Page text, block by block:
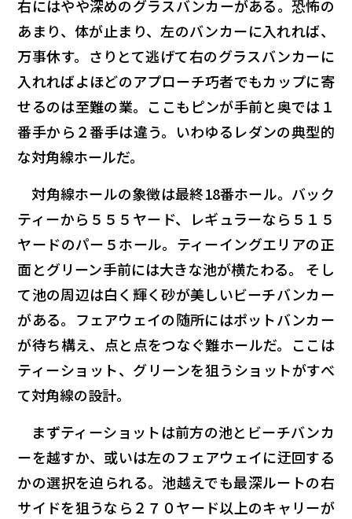
右にはやや深めのグラスバンカーがある。恐怖の
あまり、体が止まり、左のバンカーに入れれば、
万事休す。さりとて逃げて右のグラスバンカーに
入れればよほどのアプローチ巧者でもカップに寄
せるのは至難の業。ここもピンが手前と奥では１
番手から２番手は違う。いわゆるレダンの典型的
な対角線ホールだ。
対角線ホールの象徴は最終18番ホール。バック
ティーから５５５ヤード、レギュラーなら５１５
ヤードのパー５ホール。ティーイングエリアの正
面とグリーン手前には大きな池が横たわる。 そし
て池の周辺は白く輝く砂が美しいビーチバンカー
がある。フェアウェイの随所にはポットバンカー
が待ち構え、点と点をつなぐ難ホールだ。ここは
ティーショット、グリーンを狙うショットがすべ
て対角線の設計。
まずティーショットは前方の池とビーチバンカ
ーを越すか、或いは左のフェアウェイに迂回する
かの選択を迫られる。池越えでも最深ルートの右
サイドを狙うなら２７０ヤード以上のキャリーが